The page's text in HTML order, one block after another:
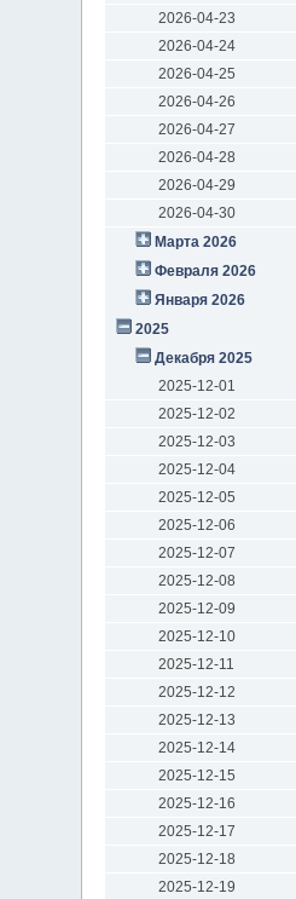
2026-04-23
2026-04-24
2026-04-25
2026-04-26
2026-04-27
2026-04-28
2026-04-29
2026-04-30
Марта 2026
Февраля 2026
Января 2026
2025
Декабря 2025
2025-12-01
2025-12-02
2025-12-03
2025-12-04
2025-12-05
2025-12-06
2025-12-07
2025-12-08
2025-12-09
2025-12-10
2025-12-11
2025-12-12
2025-12-13
2025-12-14
2025-12-15
2025-12-16
2025-12-17
2025-12-18
2025-12-19